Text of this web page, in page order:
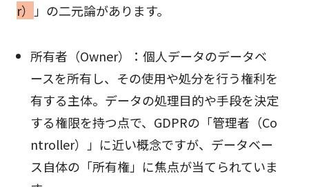
r）
」の二元論があります。
所有者（Owner）：個人データのデータベ
ースを所有し、その使用や処分を行う権利を
有する主体。データの処理目的や手段を決定
する権限を持つ点で、GDPRの「管理者（Co
ntroller）」に近い概念ですが、データベー
ス自体の「所有権」に焦点が当てられていま